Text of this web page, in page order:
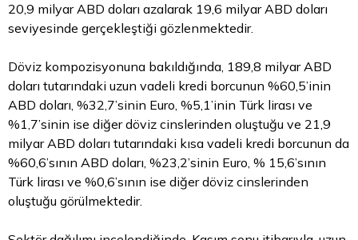
20,9 milyar ABD doları azalarak 19,6 milyar ABD doları
seviyesinde gerçekleştiği gözlenmektedir.
Döviz kompozisyonuna bakıldığında, 189,8 milyar ABD
doları tutarındaki uzun vadeli kredi borcunun %60,5’inin
ABD doları, %32,7’sinin Euro, %5,1’inin Türk lirası ve
%1,7’sinin ise diğerdöviz cinslerinden oluştuğu ve 21,9
milyar ABD doları tutarındaki kısa vadeli kredi borcunun da
%60,6’sının ABD doları, %23,2’sinin Euro, % 15,6’sının
Türk lirası ve %0,6’sının ise diğer döviz cinslerinden
oluştuğu görülmektedir.